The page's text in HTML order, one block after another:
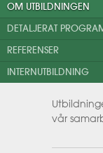
OM UTBILDNINGEN
DETALJERAT
REFERENSER
INTERNUTBILDNING
vår